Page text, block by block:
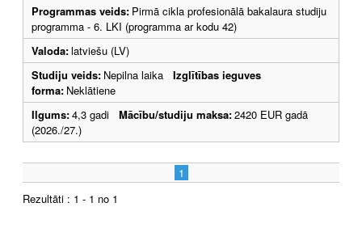
Programmas veids: Pirmā cikla profesionālā bakalaura studiju
programma - 6. LKI (programma ar kodu 42)
Valoda:latviešu (LV)
Studiju veids: Nepilna laika Izglītības ieguves
forma: Neklātiene
Ilgums:4,3 gadi Mācību/studiju maksa:2420 EUR gadā
(2026./27.)
1
Rezultāti : 1 - 1 no 1